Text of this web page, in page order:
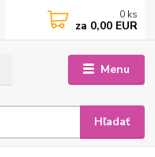
Menu
Hľadať
0 ks
za 0,00 EUR